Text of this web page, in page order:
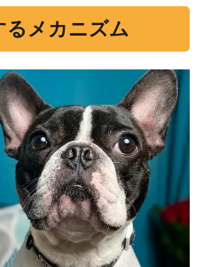
るメカニズム